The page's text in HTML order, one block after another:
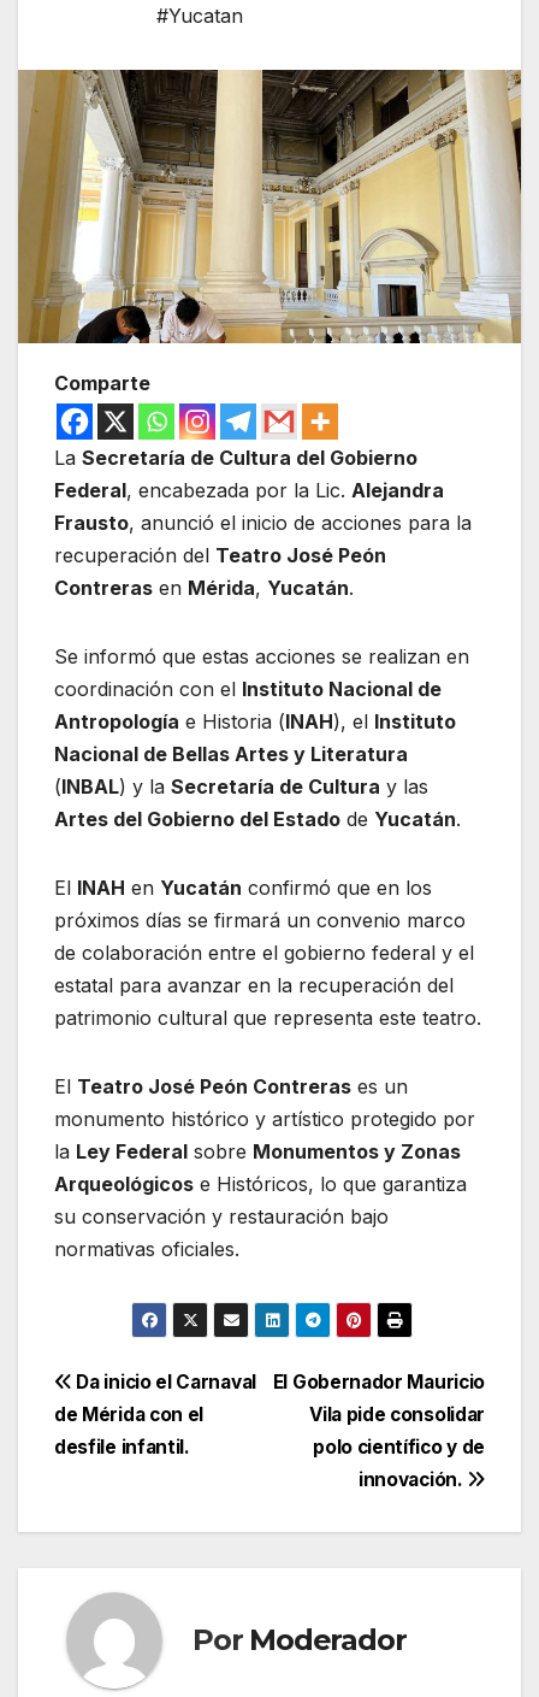
#Yucatan
Comparte
La Secretaría de Cultura del Gobierno
Federal, encabezada por la Lic. Alejandra
Frausto, anunció el inicio de acciones para la
recuperación del Teatro José Peón
Contreras en Mérida, Yucatán.
Se informó que estas acciones se realizan en
coordinación con el Instituto Nacional de
Antropología e Historia (INAH), el Instituto
Nacional de Bellas Artes y Literatura
(INBAL) y la Secretaría de Cultura y las
Artes del Gobierno del Estado de Yucatán.
El INAH en Yucatán confirmó que en los
próximos días se firmará un convenio marco
de colaboración entre el gobierno federal y el
estatal para avanzar en la recuperación del
patrimonio cultural que representa este teatro.
El Teatro José Peón Contreras es un
monumento histórico y artístico protegido por
la Ley Federal sobre Monumentos y Zonas
Arqueológicos e Históricos, lo que garantiza
su conservación y restauración bajo
normativas oficiales.
Navegación
de
El Gobernador Mauricio
Vila pide consolidar
polo científico y de
innovación.
Da inicio el Carnaval
de Mérida con el
desfile infantil.
Por Moderador